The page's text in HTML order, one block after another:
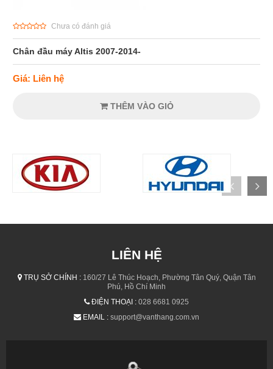
Chưa có đánh giá
Chân đầu máy Altis 2007-2014-
Giá: Liên hệ
THÊM VÀO GIỎ
LIÊN HỆ
TRỤ SỞ CHÍNH :160/27 Lê Thúc Hoạch, Phường Tân Quý, Quận Tân
Phú, Hồ Chí Minh
ĐIỆN THOẠI : 028 6681 0925
EMAIL : support@vanthang.com.vn